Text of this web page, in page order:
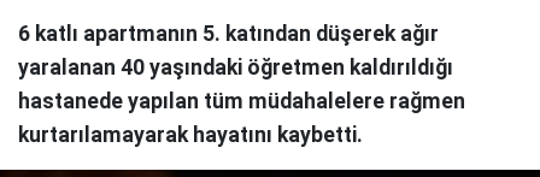
6 katlı apartmanın 5. katından düşerek ağır
yaralanan 40 yaşındaki öğretmen kaldırıldığı
hastanede yapılan tüm müdahalelere rağmen
kurtarılamayarak hayatını kaybetti.